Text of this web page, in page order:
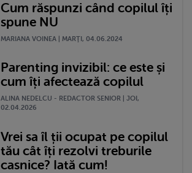
Cum răspunzi când copilul îți
spune NU
MARIANA VOINEA | MARŢI, 04.06.2024
Parenting invizibil: ce este și
cum îți afectează copilul
ALINA NEDELCU - REDACTOR SENIOR | JOI,
02.04.2026
Vrei sa îl ții ocupat pe copilul
tău cât îți rezolvi treburile
casnice? Iată cum!